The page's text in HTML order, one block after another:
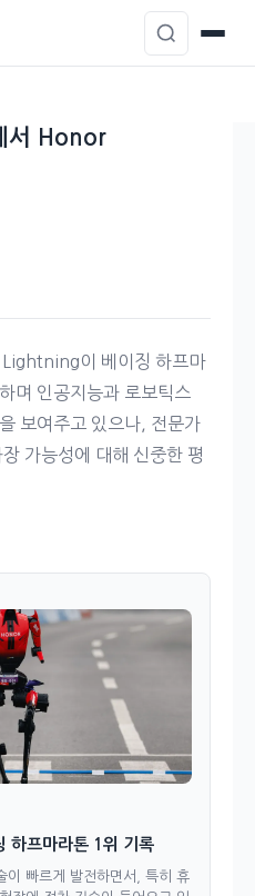
서 Honor
이 베이징 하프마
며 인공지능과 로보틱스
보여주고 있으나, 전문가
가능성에 대해 신중한 평
프마라톤 1위 기록
이 빠르게 발전하면서, 특히 휴